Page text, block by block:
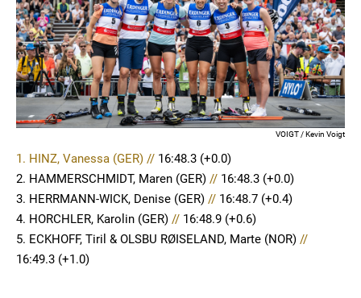
VOIGT / Kevin Voigt
1. HINZ, Vanessa (GER) // 16:48.3 (+0.0)
2. HAMMERSCHMIDT, Maren (GER) //16:48.3 (+0.0)
3. HERRMANN-WICK, Denise (GER) //16:48.7 (+0.4)
4. HORCHLER, Karolin (GER) //16:48.9 (+0.6)
5. ECKHOFF, Tiril & OLSBU RØISELAND, Marte (NOR) //
16:49.3 (+1.0)